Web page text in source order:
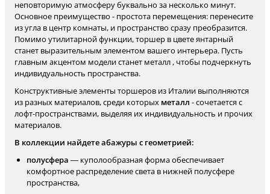
неповторимую атмосферу буквально за несколько минут.
Основное преимущество - простота перемещения: перенесите
из угла в центр комнаты, и пространство сразу преобразится.
Помимо утилитарной функции, торшер в цвете янтарный
станет выразительным элементом вашего интерьера. Пусть
главным акцентом модели станет металл , чтобы подчеркнуть
индивидуальность пространства.
Конструктивные элементы торшеров из Италии выполняются
из разных материалов, среди которых металл - сочетается с
лофт-пространствами, выделяя их индивидуальность и прочих
материалов.
В коллекции найдете абажуры с геометрией:
полусфера — куполообразная форма обеспечивает
комфортное распределение света в нижней полусфере
пространства,